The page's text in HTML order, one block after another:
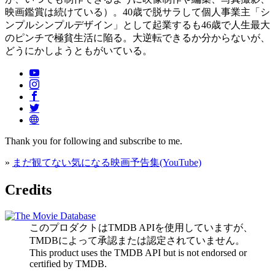
映画鑑賞は続けている）。40歳で脱サラして個人事業主「シ
ンプルシンプルデザイン」として起業するも46歳で人生最大
のピンチで極貧生活に陥る。大逆転できるか分からないが、
どうにかしようともがいている。
Thank you for following and subscribe to me.
» まだ観てない気になる映画予告集(YouTube)
Credits
このプロダクトはTMDB APIを使用していますが、
TMDBによって承認または認定されていません。
This product uses the TMDB API but is not endorsed or
certified by TMDB.